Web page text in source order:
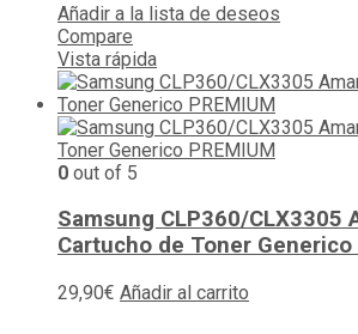
Añadir a la lista de deseos
Compare
Vista rápida
0 out of 5
Samsung CLP360/CLX3305
Cartucho de Toner Generico
29,90€ Añadir al carrito